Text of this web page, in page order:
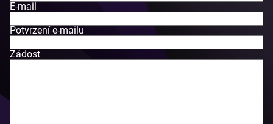
E-mail
Potvrzení e-mailu
Žádost